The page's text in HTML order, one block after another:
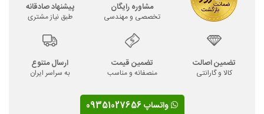
مشاوره رایگان
تخصصی و مهندسی
پیشنهاد صادقانه
طبق نیاز مشتری
تضمین اصالت
کالا و گارانتی
تضمین قیمت
منصفانه و مناسب
ارسال متنوع
به سراسر ایران
واتساپ 09351027656